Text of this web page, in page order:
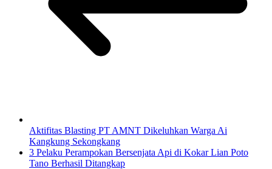
Aktifitas Blasting PT AMNT Dikeluhkan Warga Ai
Kangkung Sekongkang
3 Pelaku Perampokan Bersenjata Api di Kokar Lian Poto
Tano Berhasil Ditangkap